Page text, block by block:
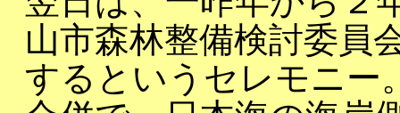
山市森林整備検討委員
するというセレモニー